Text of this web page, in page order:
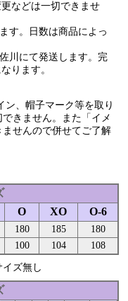
などは一切できませ
す。日数は商品によっ
川にて発送します。完
ります。
ン、帽子マーク等を取り
きません。また「イメ
せんので併せてご了解
O XO O-6
180 185
180
100 104 108
イズ無し